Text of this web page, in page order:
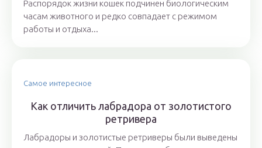
Распорядок жизни кошек подчинен биологическим
часам животного и редко совпадает с режимом
работы и отдыха...
Самое интересное
Как отличить лабрадора от золотистого
ретривера
Лабрадоры и золотистые ретриверы были выведены